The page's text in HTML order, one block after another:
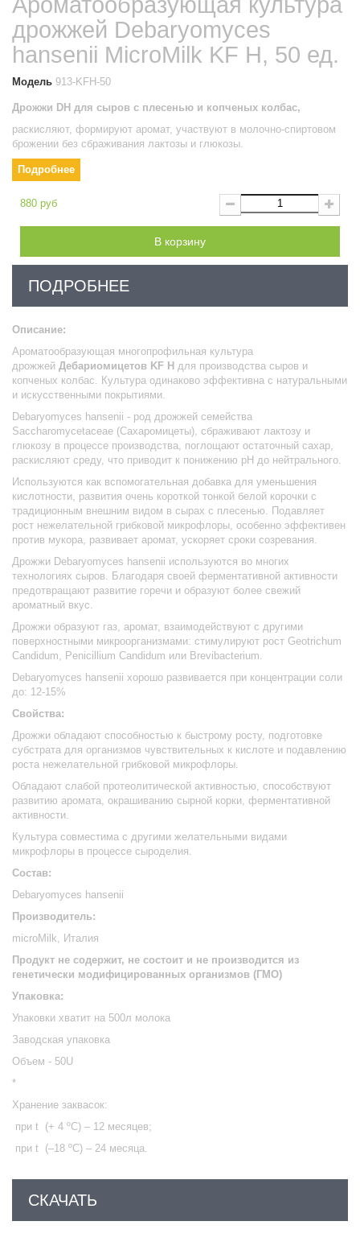
дрожжей Debaryomyces
hansenii MicroMilk KF H, 50 ед.
Модель 913-KFH-50
Дрожжи DH для сыров с плесенью и копченых колбас,
раскисляют, формируют аромат, участвуют в молочно-спиртовом
брожении без сбраживания лактозы и глюкозы.
Подробнее
880 руб
В корзину
ПОДРОБНЕЕ
Описание:
Ароматообразующая многопрофильная культура
дрожжей Дебариомицетов KF H для производства сыров и
копченых колбас. Культура одинаково эффективна с натуральными
и искусственными покрытиями.
Debaryomyces hansenii - род дрожжей семейства
Saccharomycetaceae (Сахаромицеты), сбраживают лактозу и
глюкозу в процессе производства, поглощают остаточный сахар,
раскисляют среду, что приводит к понижению pH до нейтрального.
Используются как вспомогательная добавка для уменьшения
кислотности, развития очень короткой тонкой белой корочки с
традиционным внешним видом в сырах с плесенью. Подавляет
рост нежелательной грибковой микрофлоры, особенно эффективен
против мукора, развивает аромат, ускоряет сроки созревания.
Дрожжи Debaryomyces hansenii используются во многих
технологиях сыров. Благодаря своей ферментативной активности
предотвращают развитие горечи и образуют более свежий
ароматный вкус.
Дрожжи образуют газ, аромат, взаимодействуют с другими
поверхностными микроорганизмами: стимулируют рост Geotrichum
Candidum, Penicillium Candidum или Brevibacterium.
Debaryomyces hansenii хорошо развивается при концентрации соли
до: 12-15%
Свойства:
Дрожжи обладают способностью к быстрому росту, подготовке
субстрата для организмов чувствительных к кислоте и подавлению
роста нежелательной грибковой микрофлоры.
Обладают слабой протеолитической активностью, способствуют
развитию аромата, окрашиванию сырной корки, ферментативной
активности.
Культура совместима с другими желательными видами
микрофлоры в процессе сыроделия.
Состав:
Debaryomyces hansenii
Производитель:
microMilk, Италия
Продукт не содержит, не состоит и не производится из
генетически модифицированных организмов (ГМО)
Упаковка:
Упаковки хватит на 500л молока
Заводская упаковка
Объем - 50U
*
Хранение заквасок:
при t (+ 4 ºС) – 12 месяцев;
при t (–18 ºС) – 24 месяца.
СКАЧАТЬ